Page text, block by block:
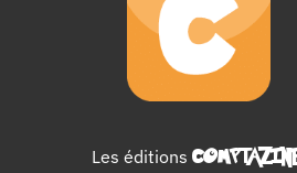
Les éditions